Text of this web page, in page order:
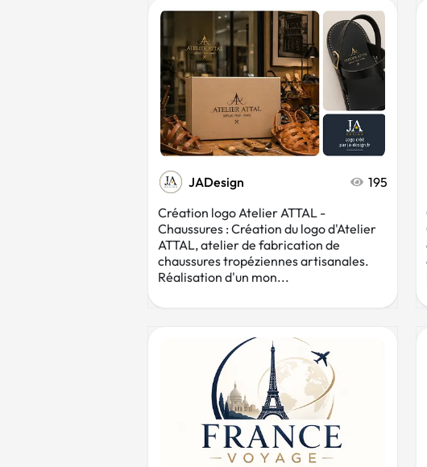
JADesign
195
Création logo Atelier ATTAL -
Chaussures : Création du logo d'Atelier
ATTAL, atelier de fabrication de
chaussures tropéziennes artisanales.
Réalisation d'un mon...